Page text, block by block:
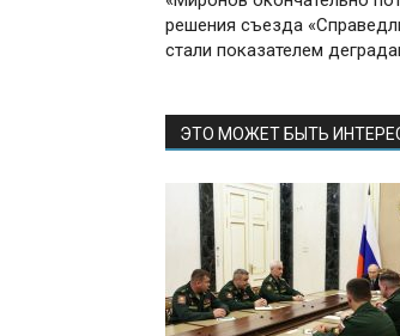
решения съезда
стали показателем
ЭТО МОЖЕТ БЫТЬ